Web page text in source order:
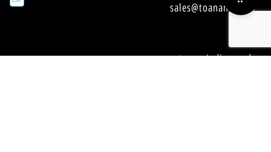
sales@toanami.co.il
tonami_diamonds